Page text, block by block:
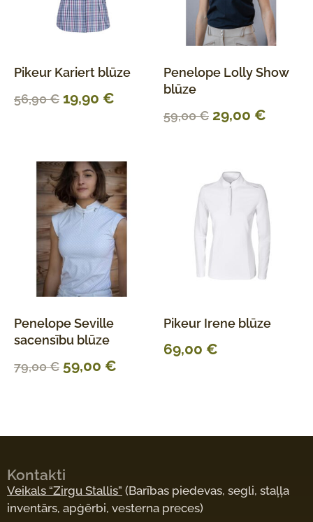
Pikeur Kariert blūze
56,90€ 19,90 €
Penelope Lolly Show
blūze
59,00€ 29,00 €
Penelope Seville
sacensību blūze
79,00€ 59,00 €
Pikeur Irene blūze
69,00 €
Kontakti
Veikals “Zirgu Stallis” (Barības piedevas, segli, staļļa
inventārs, apģērbi, vesterna preces)